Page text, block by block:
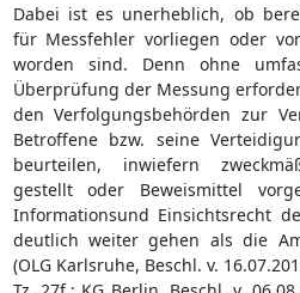
Dabei ist es unerheblich, ob
für Messfehler vorliegen oder
worden sind. Denn ohne
Überprüfung der Messung
den Verfolgungsbehörden zur
Betroffene bzw. seine
beurteilen, inwiefern
gestellt oder Beweismittel
Informationsund Einsichtsrecht
deutlich weiter gehen als die
(OLG Karlsruhe, Beschl. v.